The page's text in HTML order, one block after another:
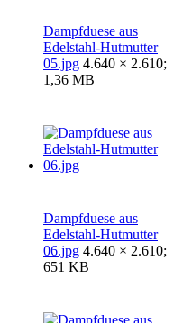
Dampfduese aus
Edelstahl-Hutmutter
05.jpg 4.640 × 2.610;
1,36 MB
Dampfduese aus
Edelstahl-Hutmutter
06.jpg 4.640 × 2.610;
651 KB